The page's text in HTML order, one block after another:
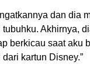
dan dia
Akhirnya,
berkicau saat aku
kartun Disney.”